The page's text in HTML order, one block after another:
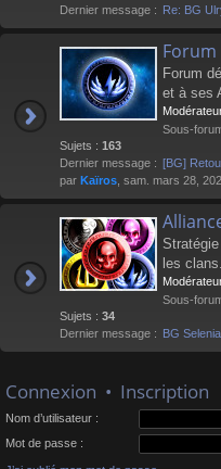
Dernier message : Re: BG
Forum
Forum
et à ses
Sous-
Sujets : 163
Dernier message : [BG]
par Kaïros , sam. mars 28,
les clans.
Sous-
Sujets : 34
Dernier message : BG Selenia
Connexion • Inscription
Nom d’utilisateur :
Mot de passe :